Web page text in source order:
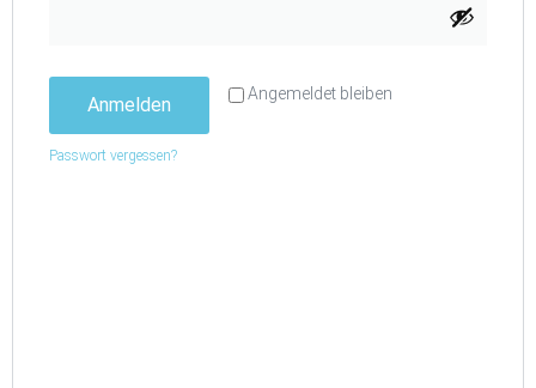
Angemeldet bleiben
Anmelden
Passwort vergessen?